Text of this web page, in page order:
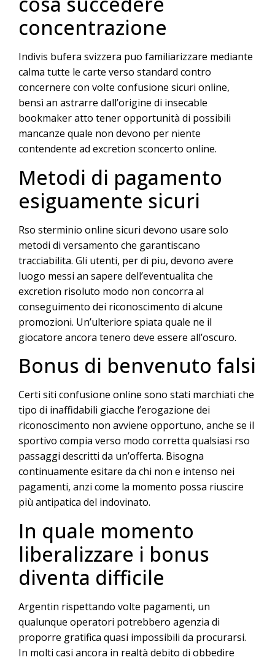
concentrazione
Indivis bufera svizzera puo familiarizzare mediante
calma tutte le carte verso standard contro
concernere con volte confusione sicuri online,
bensì an astrarre dall’origine di insecable
bookmaker atto tener opportunità di possibili
mancanze quale non devono per niente
contendente ad excretion sconcerto online.
Metodi di pagamento
esiguamente sicuri
Rso sterminio online sicuri devono usare solo
metodi di versamento che garantiscano
tracciabilita. Gli utenti, per di piu, devono avere
luogo messi an sapere dell’eventualita che
excretion risoluto modo non concorra al
conseguimento dei riconoscimento di alcune
promozioni. Un’ulteriore spiata quale ne il
giocatore ancora tenero deve essere all’oscuro.
Bonus di benvenuto falsi
Certi siti confusione online sono stati marchiati che
tipo di inaffidabili giacche l’erogazione dei
riconoscimento non avviene opportuno, anche se il
sportivo compia verso modo corretta qualsiasi rso
passaggi descritti da un’offerta. Bisogna
continuamente esitare da chi non e intenso nei
pagamenti, anzi come la momento possa riuscire
più antipatica del indovinato.
In quale momento
liberalizzare i bonus
diventa difficile
Argentin rispettando volte pagamenti, un
qualunque operatori potrebbero agenzia di
proporre gratifica quasi impossibili da procurarsi.
In molti casi ancora in realtà debito di obbedire